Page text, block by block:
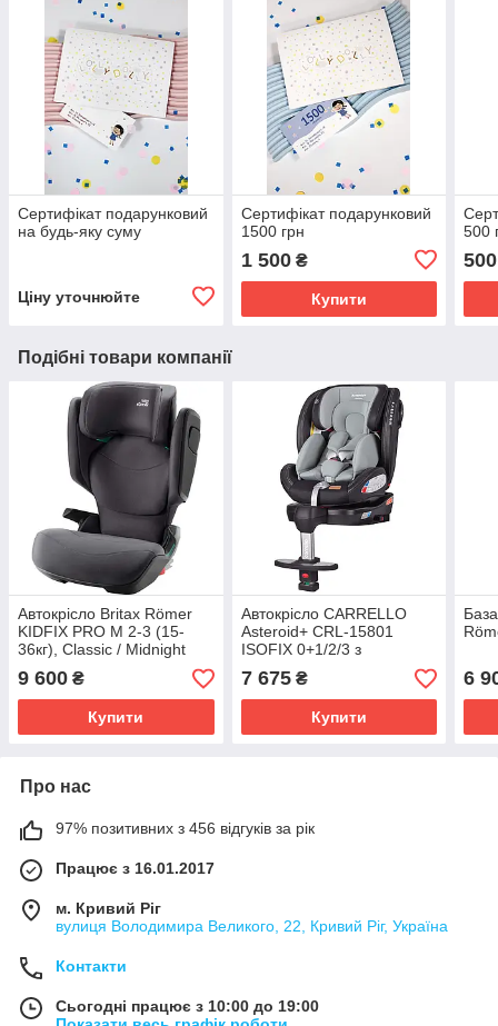
Сертифікат подарунковий
на будь-яку суму
Ціну уточнюйте
Сертифікат подарунковий
1500 грн
1 500₴
Купити
500
500
Подібні товари компанії
Автокрісло Britax Römer
KIDFIX PRO M 2-3 (15-
36кг), Classic / Midnight
Grey
9 600 ₴
Купити
Автокрісло CARRELLO
Asteroid+ CRL-15801
ISOFIX 0+1/2/3 з
поворотом та опорною
стійкою, Marble Grey
7 675₴
Купити
6
Про нас
97% позитивних з 456 відгуків за рік
Працює з 16.01.2017
м. Кривий Ріг
вулиця Володимира Великого, 22, Кривий Ріг, Україна
Контакти
Сьогодні працює з 10:00 до 19:00